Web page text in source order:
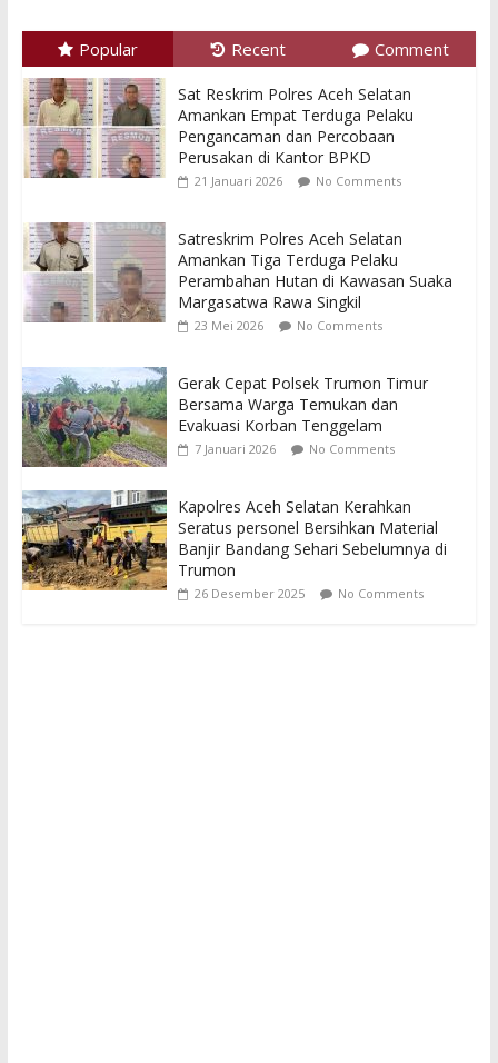
Popular Recent Comment
Sat Reskrim Polres Aceh Selatan
Amankan Empat Terduga Pelaku
Pengancaman dan Percobaan
Perusakan di Kantor BPKD
21 Januari 2026 No Comments
Satreskrim Polres Aceh Selatan
Amankan Tiga Terduga Pelaku
Perambahan Hutan di Kawasan Suaka
Margasatwa Rawa Singkil
23 Mei 2026 No Comments
Gerak Cepat Polsek Trumon Timur
Bersama Warga Temukan dan
Evakuasi Korban Tenggelam
7 Januari 2026 No Comments
Kapolres Aceh Selatan Kerahkan
Seratus personel Bersihkan Material
Banjir Bandang Sehari Sebelumnya di
Trumon
26 Desember 2025 No Comments